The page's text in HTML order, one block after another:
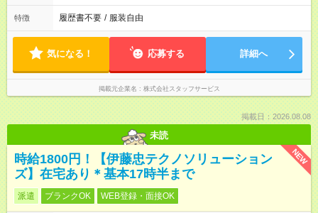
特徴 履歴書不要 / 服装自由
気になる！ 応募する 詳細へ
掲載元企業名 株式会社スタッフサービス
掲載日：2026.08.08
未読
NEW
時給1800円！【伊藤忠テクノソリューション
ズ】在宅あり＊基本17時半まで
派遣 ブランクOK WEB登録・面接OK